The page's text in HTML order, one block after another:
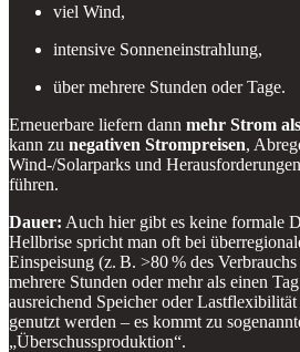
viel Wind,
intensive Sonneneinstrahlung,
über mehrere Stunden oder Tage.
Erneuerbare liefern dann mehr Strom
kann zu negativen Strompreisen,
Wind-/Solarparks und
führen.
Dauer: Auch hier gibt es keine formale
Hellbrise spricht man oft bei
Einspeisung (z. B. >80 % des
mehrere Stunden oder mehr als einen
ausreichend Speicher oder
genutzt werden – es kommt zu
„Überschussproduktion“.